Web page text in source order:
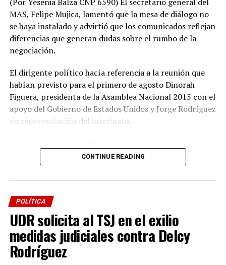
MAS, Felipe Mujica, lamentó que la mesa de diálogo no
se haya instalado y advirtió que los comunicados reflejan
diferencias que generan dudas sobre el rumbo de la
negociación.
El dirigente político hacía referencia a la reunión que
habían previsto para el primero de agosto Dinorah
Figuera, presidenta de la Asamblea Nacional 2015 con el
apoyo del Gobierno de Estados Unidos y Jorge Rodríguez
en representación del interinato.
desencuentro y contabilizó 18 intentos de negociación
entre el gobierno y la oposición, sin acuerdos.
acuerdos”, confió Mujica.
Comentó que mientras el gobierno habla de un diálogo
con un sector de la oposición, el otro documento
plantea que el objetivo es avanzar hacia una transición.
CONTINUE READING
POLÍTICA
UDR solicita al TSJ en el exilio
medidas judiciales contra Delcy
Rodríguez